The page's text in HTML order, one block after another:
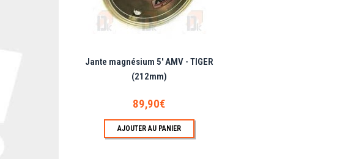
Jante magnésium 5' AMV - TIGER
(212mm)
89,90€
AJOUTER AU PANIER